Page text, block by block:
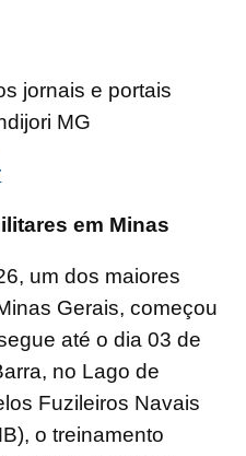
jornais e portais
MG
em Minas
um dos maiores
Gerais, começou
até o dia 03 de
no Lago de
Fuzileiros Navais
o treinamento